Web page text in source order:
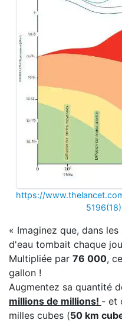
https://
« Imaginez que, dans
d'eau tombait chaque
Multipliée par 76 000,
gallon !
Augmentez sa quantité
millions de millions! - et
milles cubes (50 km